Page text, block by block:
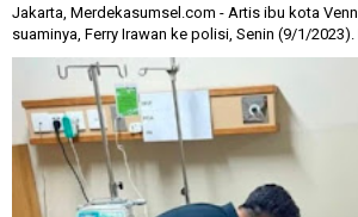
Jakarta, Merdekasumsel.com - Artis ibu kota
suaminya, Ferry Irawan ke polisi, Senin (9/1/2023).